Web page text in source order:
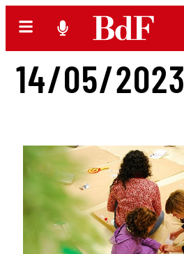
14/05/2023